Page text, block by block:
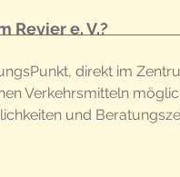
Revier e. V.?
direkt im
Verkehrsmitteln
und